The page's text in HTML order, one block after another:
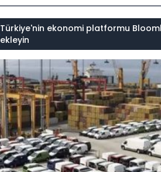
Türkiye'nin ekonomi platformu
ekleyin